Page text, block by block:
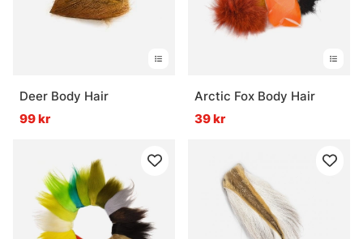
Deer Body Hair
99 kr
Arctic Fox Body Hair
39 kr